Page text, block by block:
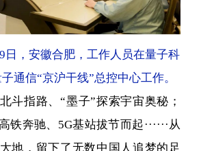
日，安徽合肥，工作人员在量子科
通信“京沪干线”总控中心工作。
指路、“墨子”探索宇宙奥秘；
铁奔驰、5G基站拔节而起······从
地，留下了无数中国人追梦的足